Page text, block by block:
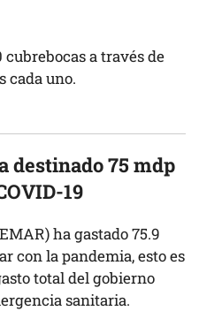
a través de
cada uno.
destinado 75 mdp
19
ha gastado 75.9
con la pandemia, esto es
total del gobierno
sanitaria.